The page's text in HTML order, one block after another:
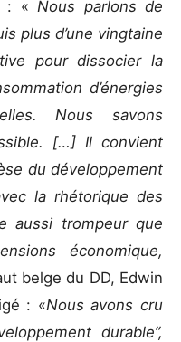
: « Nous parlons de
plus d’une vingtaine
pour dissocier la
d’énergies
Nous savons
[…] Il convient
du développement
la rhétorique des
aussi trompeur que
économique,
belge du DD, Edwin
: «Nous avons cru
durable”,